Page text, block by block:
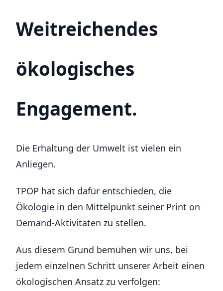
Weitreichendes
ökologisches
Engagement.
Die Erhaltung der Umwelt ist vielen ein
Anliegen.
TPOP hat sich dafür entschieden, die
Ökologie in den Mittelpunkt seiner Print on
Demand-Aktivitäten zu stellen.
Aus diesem Grund bemühen wir uns, bei
jedem einzelnen Schritt unserer Arbeit einen
ökologischen Ansatz zu verfolgen: